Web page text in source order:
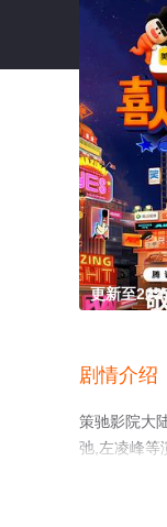
更新至
剧情介绍
策驰影院大
弛,左凌峰等